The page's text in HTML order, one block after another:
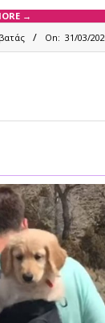
→
On: 31/03/